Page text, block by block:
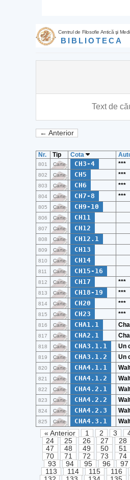
Centrul de Filosofie Antică şi
BIBLIOTECA
Text de
← Anterior
Nr. Tip Cota
801 Carte CH3-4 ***
802 Carte CH5 ***
803 Carte CH6 ***
804 Carte CH7-8 ***
805 Carte CH9-10
806 Carte CH11
807 Carte CH12
808 Carte CH12.1
809 Carte CH13
810 Carte CH14
811 Carte CH15-16
812 Carte CH17 ***
813 Carte CH18-19 ***
814 Carte CH20 ***
815 Carte CH23 ***
816 Carte CHA1.1
817 Carte CHA2.1
818 Carte CHA3.1.1 Un
819 Carte CHA3.1.2 Un
820 Carte CHA4.1.1
821 Carte CHA4.1.2
822 Carte CHA4.2.1
823 Carte CHA4.2.2
824 Carte CHA4.2.3
825 Carte CHA4.3.1
« Anterior 1 2 3
24
25 26 27 28
47
48 49 50 51
70
71 72 73 74
93
94 95 96 97
113
114 115 116